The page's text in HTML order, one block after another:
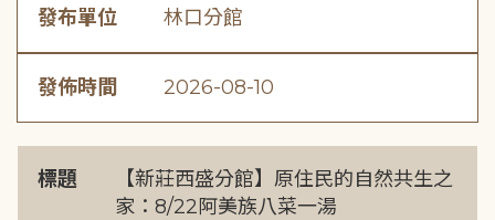
發布單位 林口分館
發佈時間 2026-08-10
標題
【新莊西盛分館】原住民的自然共生之
家：8/22阿美族八菜一湯